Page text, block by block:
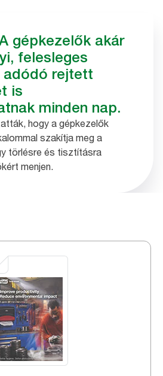
gépkezelők akár
felesleges
adódó rejtett
is
minden nap.
hogy a gépkezelők
szakítja meg a
törlésre és tisztításra
menjen.